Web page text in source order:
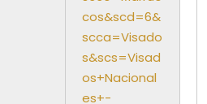
cos&scd=6&
scca=Visado
s&scs=Visad
os+Nacional
es+-